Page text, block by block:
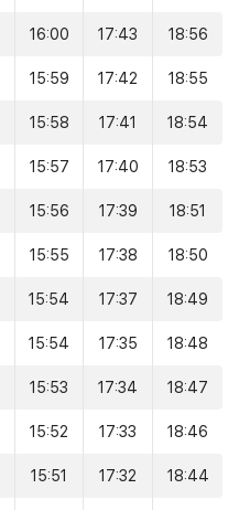
16:00 17:43 18:56
15:59 17:42 18:55
15:58 17:41 18:54
15:57 17:40 18:53
15:56 17:39 18:51
15:55 17:38 18:50
15:54 17:37 18:49
15:54 17:35 18:48
15:53 17:34 18:47
15:52 17:33 18:46
15:51 17:32 18:44